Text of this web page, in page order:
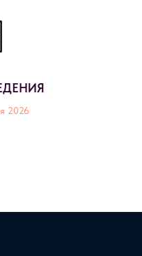
2026